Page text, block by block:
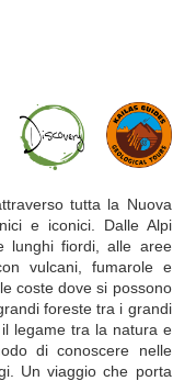
tutta la Nuova
e iconici. Dalle Alpi
lunghi fiordi, alle aree
vulcani, fumarole e
coste dove si possono
foreste tra i grandi
legame tra la natura e
di conoscere nelle
Un viaggio che porta